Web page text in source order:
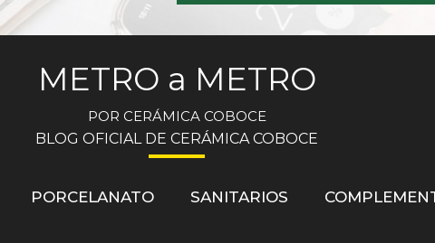
METRO a METRO
POR CERÁMICA COBOCE
BLOG OFICIAL DE CERÁMICA COBOCE
PORCELANATO SANITARIOS